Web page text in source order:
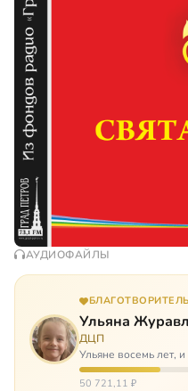
АУДИОФАЙЛЫ
Ульяна
ДЦП
Ульяне восемь лет,
многодетной семье.
Несколько
50 721,11 ₽